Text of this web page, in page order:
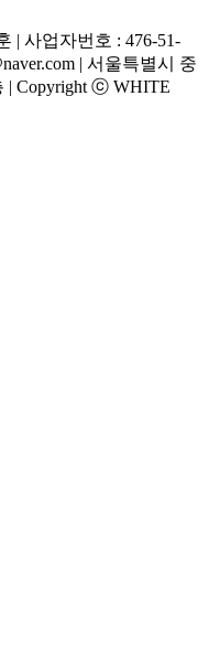
| 사업자번호 : 476-51-
| 서울특별시 중
| Copyright ⓒ WHITE